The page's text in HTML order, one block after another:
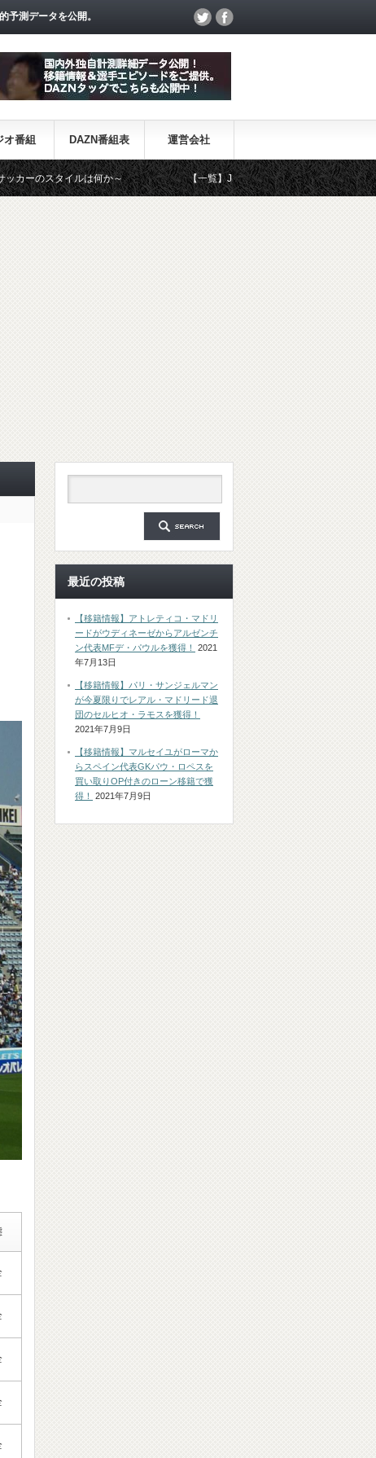
予測データを公開。
オ番組 DAZN番組表 運営会社
ルは何か～ 【一覧】J1・J2・J3リーグ「退団・戦力外選手＆新加入
最近の投稿
【移籍情報】アトレティコ・マドリ
ードがウディネーゼからアルゼンチ
ン代表MFデ・パウルを獲得！
2021
年7月13日
【移籍情報】パリ・サンジェルマン
が今夏限りでレアル・マドリード退
団のセルヒオ・ラモスを獲得！
2021年7月9日
【移籍情報】マルセイユがローマか
らスペイン代表GKパウ・ロペスを
買い取りOP付きのローン移籍で獲
得！
2021年7月9日